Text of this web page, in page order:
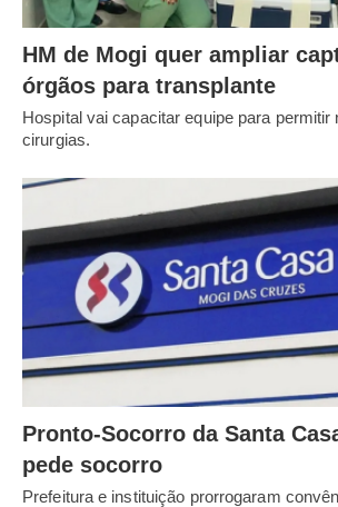
HM de Mogi quer ampliar
órgãos para transplante
Hospital vai capacitar equipe para permitir
cirurgias.
Pronto-Socorro da Santa
pede socorro
Prefeitura e instituição prorrogaram